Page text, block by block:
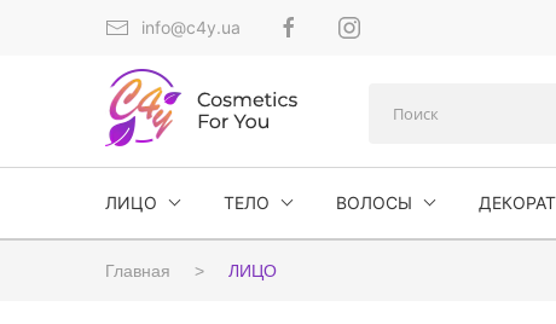
info@c4y.ua
ЛИЦО ТЕЛО ВОЛОСЫ
Главная ЛИЦО